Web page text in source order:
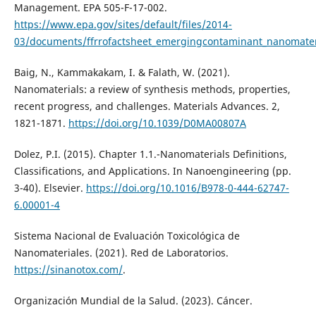
Management. EPA 505-F-17-002.
https://www.epa.gov/sites/default/files/2014-
03/documents/
Baig, N., Kammakakam, I. & Falath, W. (2021).
Nanomaterials: a review of synthesis methods, properties,
recent progress, and challenges. Materials Advances. 2,
1821-1871. https://doi.org/10.1039/D0MA00807A
Dolez, P.I. (2015). Chapter 1.1.-Nanomaterials Definitions,
Classifications, and Applications. In Nanoengineering (pp.
3-40). Elsevier. https://doi.org/10.1016/B978-0-444-62747-
6.00001-4
Sistema Nacional de Evaluación Toxicológica de
Nanomateriales. (2021). Red de Laboratorios.
https://sinanotox.com/.
Organización Mundial de la Salud. (2023). Cáncer.